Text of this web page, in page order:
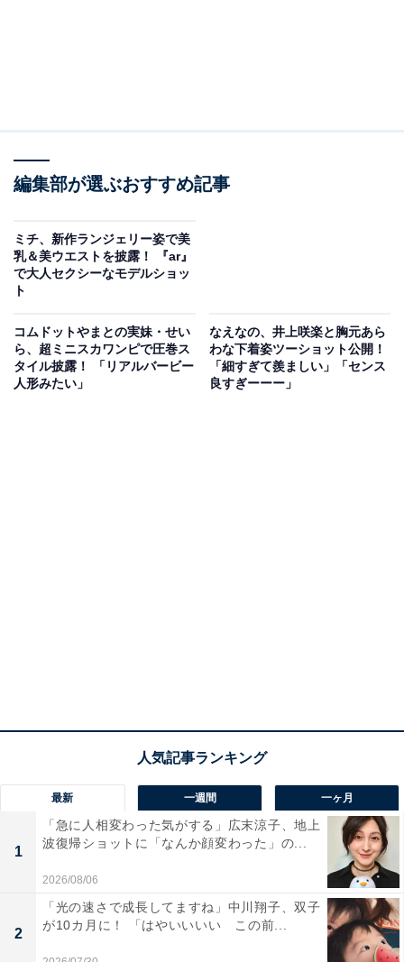
編集部が選ぶおすすめ記事
ミチ、新作ランジェリー姿で美
乳＆美ウエストを披露！ 『ar』
で大人セクシーなモデルショッ
ト
コムドットやまとの実妹・せい
ら、超ミニスカワンピで圧巻ス
タイル披露！ 「リアルバービー
人形みたい」
なえなの、井上咲楽と胸元あら
わな下着姿ツーショット公開！
「細すぎて羨ましい」「センス
良すぎーーー」
最新 一週間 一ヶ月
1
「急に人相変わった気がする」広末涼子、地上
波復帰ショットに「なんか顔変わった」の...
2026/08/06
2
「光の速さで成長してますね」中川翔子、双子
が10カ月に！ 「はやいいいい この前...